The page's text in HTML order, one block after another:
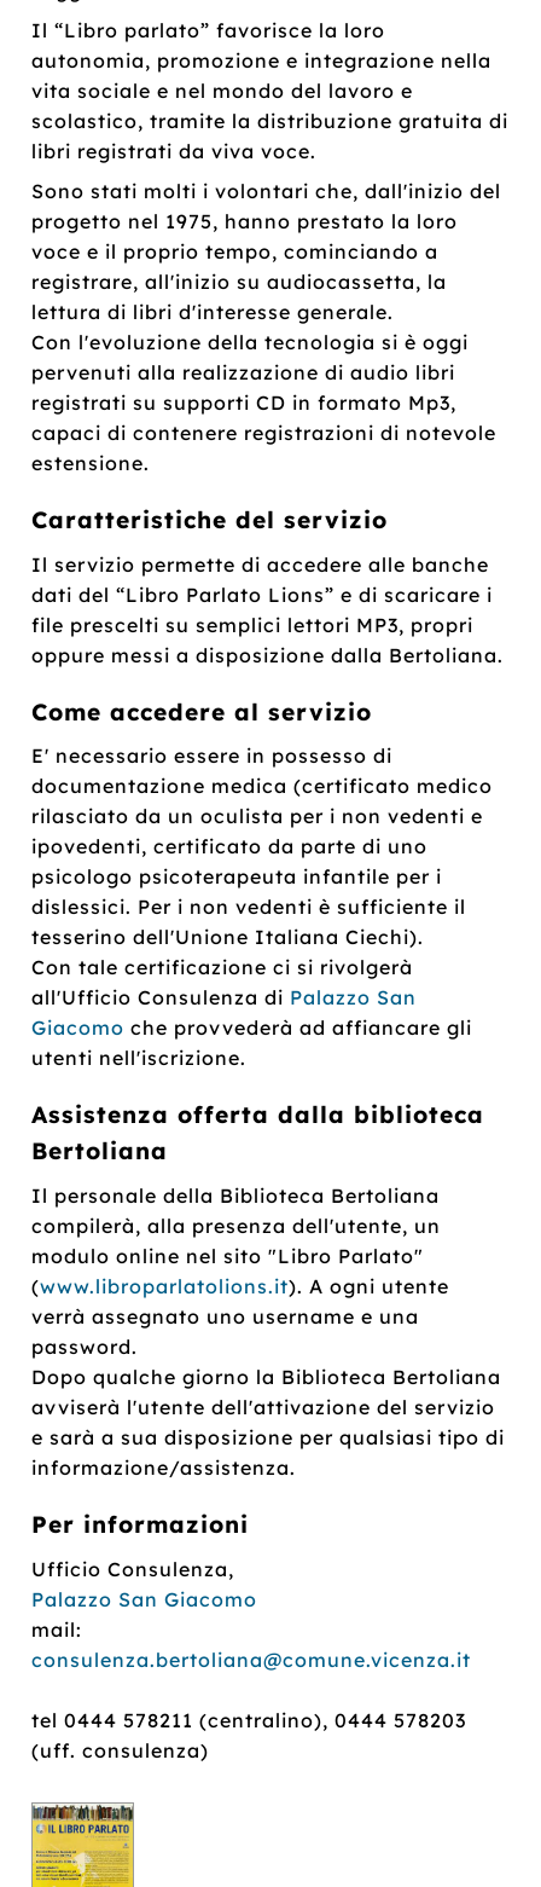
Il “Libro parlato” favorisce la loro
autonomia, promozione e integrazione nella
vita sociale e nel mondo del lavoro e
scolastico, tramite la distribuzione gratuita di
libri registrati da viva voce.
Sono stati molti i volontari che, dall'inizio del
progetto nel 1975, hanno prestato la loro
voce e il proprio tempo, cominciando a
registrare, all'inizio su audiocassetta, la
lettura di libri d'interesse generale.
Con l'evoluzione della tecnologia si è oggi
pervenuti alla realizzazione di audio libri
registrati su supporti CD in formato Mp3,
capaci di contenere registrazioni di notevole
estensione.
Caratteristiche del servizio
Il servizio permette di accedere alle banche
dati del “Libro Parlato Lions” e di scaricare i
file prescelti su semplici lettori MP3, propri
oppure messi a disposizione dalla Bertoliana.
Come accedere al servizio
E' necessario essere in possesso di
documentazione medica (certificato medico
rilasciato da un oculista per i non vedenti e
ipovedenti, certificato da parte di uno
psicologo psicoterapeuta infantile per i
dislessici. Per i non vedenti è sufficiente il
tesserino dell'Unione Italiana Ciechi).
Con tale certificazione ci si rivolgerà
all'Ufficio Consulenza di Palazzo San
Giacomo che provvederà ad affiancare gli
utenti nell'iscrizione.
Assistenza offerta dalla biblioteca
Bertoliana
Il personale della Biblioteca Bertoliana
compilerà, alla presenza dell'utente, un
modulo online nel sito "Libro Parlato"
(www.libroparlatolions.it). A ogni utente
verrà assegnato uno username e una
password.
Dopo qualche giorno la Biblioteca Bertoliana
avviserà l'utente dell'attivazione del servizio
e sarà a sua disposizione per qualsiasi tipo di
informazione/assistenza.
Per informazioni
Ufficio Consulenza,
Palazzo San Giacomo
mail:
consulenza.bertoliana@comune.vicenza.it
tel 0444 578211 (centralino), 0444 578203
(uff. consulenza)